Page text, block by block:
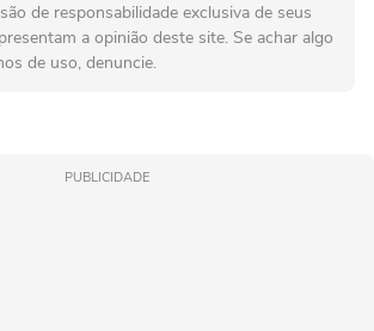
de responsabilidade exclusiva de seus
a opinião deste site. Se achar algo
de uso, denuncie.
PUBLICIDADE